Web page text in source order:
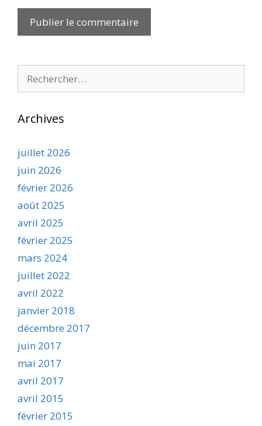
Archives
juillet 2026
juin 2026
février 2026
août 2025
avril 2025
février 2025
mars 2024
juillet 2022
avril 2022
janvier 2018
décembre 2017
juin 2017
mai 2017
avril 2017
avril 2015
février 2015